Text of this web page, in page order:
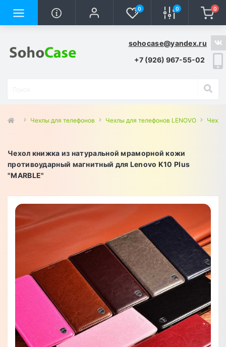
0 0 0
sohocase@yandex.ru
+7 (926) 967-55-02
Чехлы для телефонов Чехлы для телефонов LENOVO
Чехол книжка из натуральной мраморной кожи
противоударный магнитный для Lenovo K10 Plus
"MARBLE"